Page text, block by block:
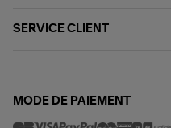
SERVICE CLIENT
MODE DE PAIEMENT